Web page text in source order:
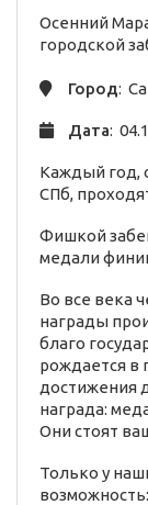
Осенний
городской
Город:
Дата:
Каждый год,
СПб,
Фишкой
медали
Во все века
награды
благо
рождается в
достижения
награда:
Они стоят
Только у